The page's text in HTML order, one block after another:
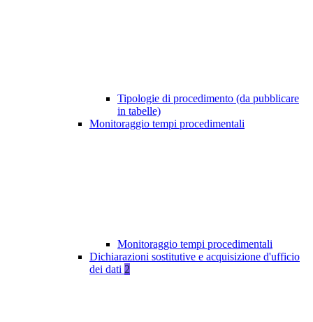
Tipologie di procedimento (da pubblicare
in tabelle)
Monitoraggio tempi procedimentali
Monitoraggio tempi procedimentali
Dichiarazioni sostitutive e acquisizione d'ufficio
dei dati 2